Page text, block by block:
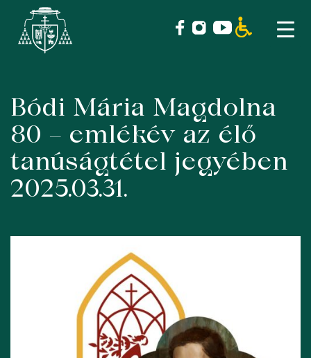
Skip
content
Bódi Mária Magdolna
80 – emlékév az élő
tanúságtétel jegyében
2025.03.31.